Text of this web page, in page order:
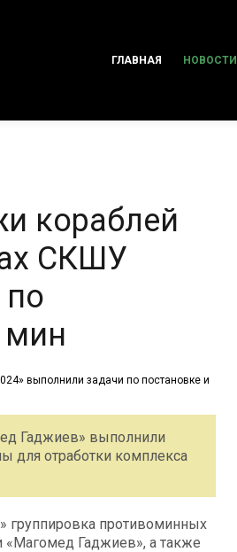
ГЛАВНАЯ НОВОСТИ
кораблей
СКШУ
мин
Гаджиев» выполнили
для отработки комплекса
группировка противоминных
Гаджиев», а также